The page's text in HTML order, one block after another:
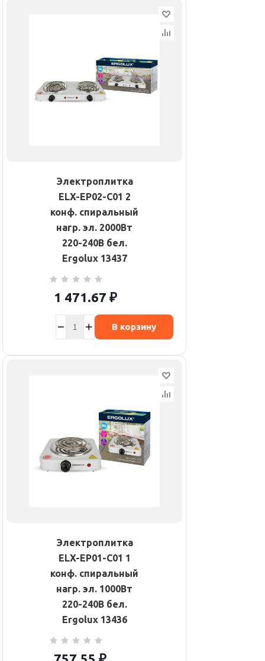
Электроплитка
ELX-EP02-C01 2
конф. спиральный
нагр. эл. 2000Вт
220-240В бел.
Ergolux 13437
1 471.67 ₽
В корзину
Электроплитка
ELX-EP01-C01 1
конф. спиральный
нагр. эл. 1000Вт
220-240В бел.
Ergolux 13436